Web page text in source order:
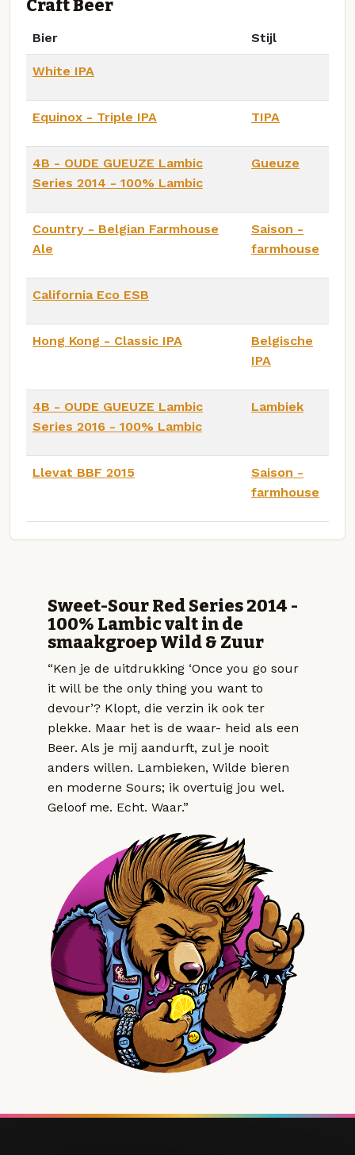
Craft Beer
Bier Stijl
White IPA
Equinox - Triple IPA TIPA
4B - OUDE GUEUZE Lambic
Series 2014 - 100% Lambic
Gueuze
Country - Belgian Farmhouse
Ale
Saison -
farmhouse
California Eco ESB
Hong Kong - Classic IPA
Belgische
IPA
4B - OUDE GUEUZE Lambic
Series 2016 - 100% Lambic
Lambiek
Llevat BBF 2015
Saison -
farmhouse
Sweet-Sour Red Series 2014 -
100% Lambic valt in de
smaakgroep Wild & Zuur
“Ken je de uitdrukking ‘Once you go sour
it will be the only thing you want to
devour’? Klopt, die verzin ik ook ter
plekke. Maar het is de waar- heid als een
Beer. Als je mij aandurft, zul je nooit
anders willen. Lambieken, Wilde bieren
en moderne Sours; ik overtuig jou wel.
Geloof me. Echt. Waar.”